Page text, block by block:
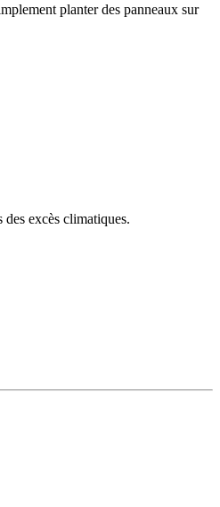
planter des panneaux sur
excès climatiques.